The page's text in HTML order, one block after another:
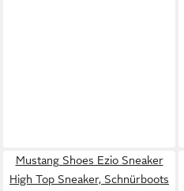
Mustang Shoes Ezio Sneaker
High Top Sneaker, Schnürboots